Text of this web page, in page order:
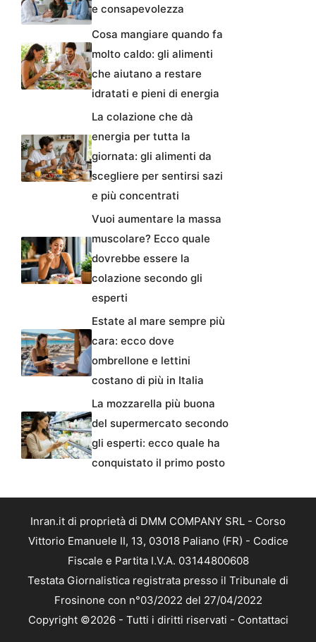
e consapevolezza
Cosa mangiare quando fa
molto caldo: gli alimenti
che aiutano a restare
idratati e pieni di energia
La colazione che dà
energia per tutta la
giornata: gli alimenti da
scegliere per sentirsi sazi
e più concentrati
Vuoi aumentare la massa
muscolare? Ecco quale
dovrebbe essere la
colazione secondo gli
esperti
Estate al mare sempre più
cara: ecco dove
ombrellone e lettini
costano di più in Italia
La mozzarella più buona
del supermercato secondo
gli esperti: ecco quale ha
conquistato il primo posto
Inran.it di proprietà di DMM COMPANY SRL - Corso
Vittorio Emanuele II, 13, 03018 Paliano (FR) - Codice
Fiscale e Partita I.V.A. 03144800608
Testata Giornalistica registrata presso il Tribunale di
Frosinone con n°03/2022 del 27/04/2022
Copyright ©2026 - Tutti i diritti riservati - Contattaci